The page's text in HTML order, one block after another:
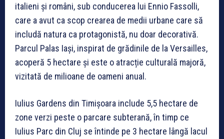
italieni și români, sub conducerea lui Ennio Fassolli,
care a avut ca scop crearea de medii urbane care să
includă natura ca protagonistă, nu doar decorativă.
Parcul Palas Iași, inspirat de grădinile de la Versailles,
acoperă 5 hectare și este o atracție culturală majoră,
vizitată de milioane de oameni anual.
Iulius Gardens din Timișoara include 5,5 hectare de
zone verzi peste o parcare subterană, în timp ce
Iulius Parc din Cluj se întinde pe 3 hectare lângă lacul